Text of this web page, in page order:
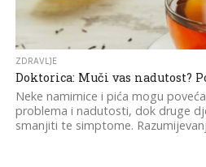
ZDRAVLJE
Doktorica: Muči vas nadutost?
Neke namirnice i pića mogu
problema i nadutosti, dok druge
smanjiti te simptome.